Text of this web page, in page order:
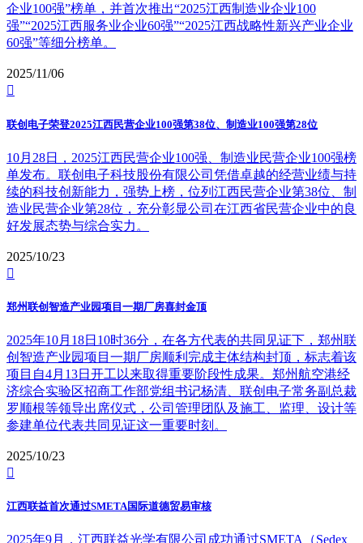
企业100强”榜单，并首次推出“2025江西制造业企业100
强”“2025江西服务业企业60强”“2025江西战略性新兴产业企业
60强”等细分榜单。
2025/11/06

联创电子荣登2025江西民营企业100强第38位、制造业100强第28位
10月28日，2025江西民营企业100强、制造业民营企业100强榜
单发布。联创电子科技股份有限公司凭借卓越的经营业绩与持
续的科技创新能力，强势上榜，位列江西民营企业第38位、制
造业民营企业第28位，充分彰显公司在江西省民营企业中的良
好发展态势与综合实力。
2025/10/23

郑州联创智造产业园项目一期厂房喜封金顶
2025年10月18日10时36分，在各方代表的共同见证下，郑州联
创智造产业园项目一期厂房顺利完成主体结构封顶，标志着该
项目自4月13日开工以来取得重要阶段性成果。郑州航空港经
济综合实验区招商工作部党组书记杨清、联创电子常务副总裁
罗顺根等领导出席仪式，公司管理团队及施工、监理、设计等
参建单位代表共同见证这一重要时刻。
2025/10/23

江西联益首次通过SMETA国际道德贸易审核
2025年9月，江西联益光学有限公司成功通过SMETA（Sedex